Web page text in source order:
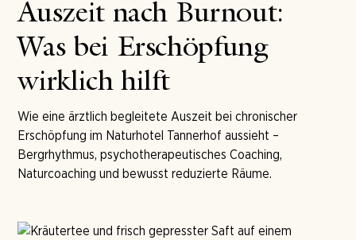
Auszeit nach Burnout:
Was bei Erschöpfung
wirklich hilft
Wie eine ärztlich begleitete Auszeit bei chronischer
Erschöpfung im Naturhotel Tannerhof aussieht –
Bergrhythmus, psychotherapeutisches Coaching,
Naturcoaching und bewusst reduzierte Räume.